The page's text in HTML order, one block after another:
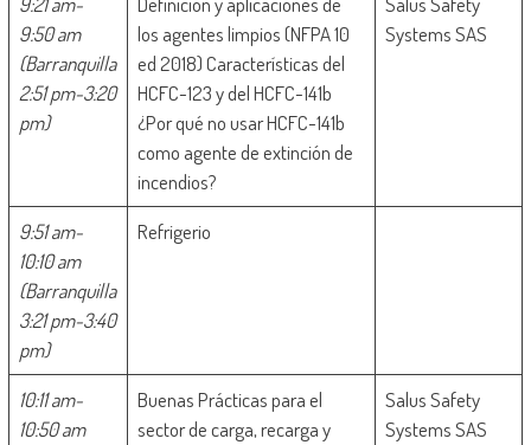
9:50 am
(Barranquilla
2:51 pm-3:20
pm)
los agentes limpios (NFPA 10
ed 2018) Características del
HCFC-123 y del HCFC-141b
¿Por qué no usar HCFC-141b
como agente de extinción de
incendios?
Systems SAS
9:51 am-
10:10 am
(Barranquilla
3:21 pm-3:40
pm)
Refrigerio
10:11 am-
10:50 am
Buenas Prácticas para el
sector de carga, recarga y
Salus Safety
Systems SAS